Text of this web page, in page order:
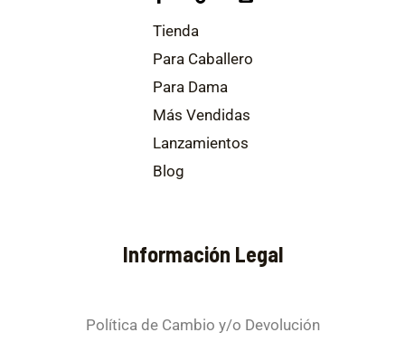
Tienda
Para Caballero
Para Dama
Más Vendidas
Lanzamientos
Blog
Información Legal
Política de Cambio y/o Devolución